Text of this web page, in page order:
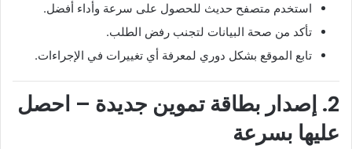
استخدم متصفح حديث للحصول على سرعة وأداء أفضل.
تأكد من صحة البيانات لتجنب رفض الطلب.
تابع الموقع بشكل دوري لمعرفة أي تغييرات في الإجراءات.
2. إصدار بطاقة تموين جديدة – احصل
عليها بسرعة